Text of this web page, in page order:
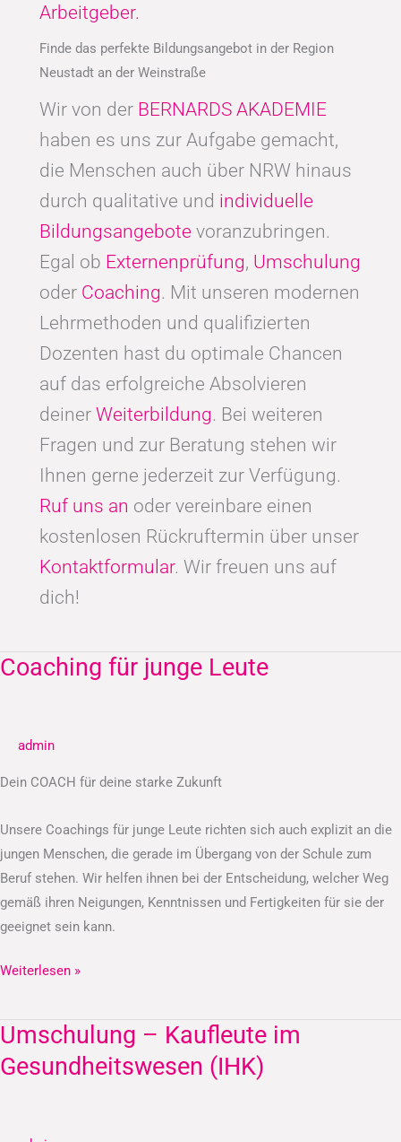
Arbeitgeber.
Finde das perfekte Bildungsangebot in der Region
Neustadt an der Weinstraße
Wir von der BERNARDS AKADEMIE
haben es uns zur Aufgabe gemacht,
die Menschen auch über NRW hinaus
durch qualitative und individuelle
Bildungsangebote voranzubringen.
Egal ob Externenprüfung, Umschulung
oder Coaching. Mit unseren modernen
Lehrmethoden und qualifizierten
Dozenten hast du optimale Chancen
auf das erfolgreiche Absolvieren
deiner Weiterbildung. Bei weiteren
Fragen und zur Beratung stehen wir
Ihnen gerne jederzeit zur Verfügung.
Ruf uns an oder vereinbare einen
kostenlosen Rückruftermin über unser
Kontaktformular. Wir freuen uns auf
dich!
Coaching für junge Leute
admin
Dein COACH für deine starke Zukunft
Unsere Coachings für junge Leute richten sich auch explizit an die
jungen Menschen, die gerade im Übergang von der Schule zum
Beruf stehen. Wir helfen ihnen bei der Entscheidung, welcher Weg
gemäß ihren Neigungen, Kenntnissen und Fertigkeiten für sie der
geeignet sein kann.
Coaching
Leute
Weiterlesen »
Umschulung – Kaufleute im
Gesundheitswesen (IHK)
Umschulung
–
Kaufleute